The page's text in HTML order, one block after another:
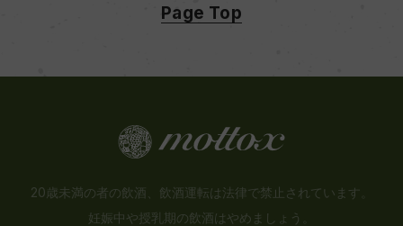
Page Top
20歳未満の者の飲酒、飲酒運転は法律で禁止されています。
妊娠中や授乳期の飲酒はやめましょう。